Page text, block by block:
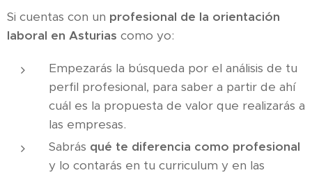
Si cuentas con un profesional de la orientación
laboral en Asturias como yo:
Empezarás la búsqueda por el análisis de tu
perfil profesional, para saber a partir de ahí
cuál es la propuesta de valor que realizarás a
las empresas.
Sabrás qué te diferencia como profesional
y lo contarás en tu curriculum y en las